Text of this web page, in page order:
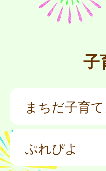
子
まちだ子育
ぷれぴよ